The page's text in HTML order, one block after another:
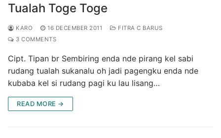
Tualah Toge Toge
KARO 16 DECEMBER 2011
FITRA C BARUS
3 COMMENTS
Cipt. Tipan br Sembiring enda nde pirang kel sabi
rudang tualah sukanalu oh jadi pagengku enda nde
kubaba kel si rudang pagi ku lau lisang…
READ MORE →